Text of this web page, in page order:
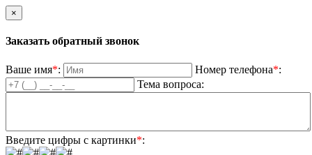
×
Заказать обратный звонок
Ваше имя*: Номер телефона*:
Тема вопроса:
Введите цифры с картинки*: